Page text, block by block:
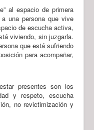
al espacio de primera
una persona que vive
de escucha activa,
viviendo, sin juzgarla.
que está sufriendo
para acompañar,
presentes son los
y respeto, escucha
no revictimización y